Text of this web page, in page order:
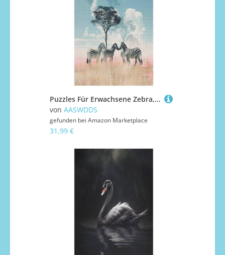
Puzzles Für Erwachsene Zebra,1000-teilige Puzzle Für Kinder Ab 12 Jahren, Holzpuzzles Für Die Heimdekoration, 78×53cm
von AASWDDS
gefunden bei Amazon Marketplace
31,99 €